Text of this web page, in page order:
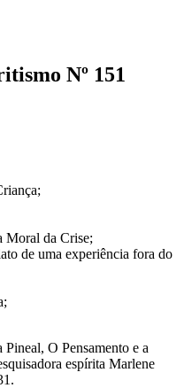
Nº 151
Moral da Crise;
de uma experiência fora do
O Pensamento e a
espírita Marlene